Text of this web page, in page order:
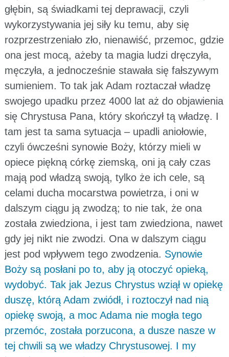
głębin, są świadkami tej deprawacji, czyli
wykorzystywania jej siły ku temu, aby się
rozprzestrzeniało zło, nienawiść, przemoc, gdzie
ona jest mocą, ażeby ta magia ludzi dręczyła,
męczyła, a jednocześnie stawała się fałszywym
sumieniem. To tak jak Adam roztaczał władzę
swojego upadku przez 4000 lat aż do objawienia
się Chrystusa Pana, który skończył tą władzę. I
tam jest ta sama sytuacja – upadli aniołowie,
czyli ówcześni synowie Boży, którzy mieli w
opiece piękną córkę ziemską, oni ją cały czas
mają pod władzą swoją, tylko że ich cele, są
celami ducha mocarstwa powietrza, i oni w
dalszym ciągu ją zwodzą; to nie tak, że ona
została zwiedziona, i jest tam zwiedziona, nawet
gdy jej nikt nie zwodzi. Ona w dalszym ciągu
jest pod wpływem tego zwodzenia. Synowie
Boży są posłani po to, aby ją otoczyć opieką,
wydobyć. Tak jak Jezus Chrystus wziął w opiekę
duszę, którą Adam zwiódł, i roztoczył nad nią
opiekę swoją, a moc Adama nie mogła tego
przemóc, została porzucona, a dusze nasze w
tej chwili są we władzy Chrystusowej. I my